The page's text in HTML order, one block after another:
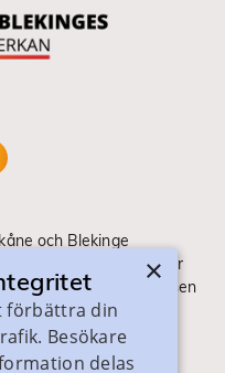
och Blekinge
ser du vilka utbildningar
går till. Webbplatsen
×
förbättra din
Besökare
delas